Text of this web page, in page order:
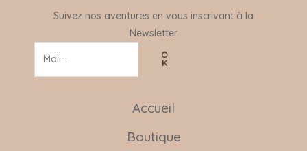
Suivez nos aventures en vous inscrivant à la
Newsletter
O
K
Accueil
Boutique